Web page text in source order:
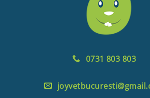
0731 803 803